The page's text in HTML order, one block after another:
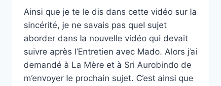
Ainsi que je te le dis dans cette vidéo sur la
sincérité, je ne savais pas quel sujet
aborder dans la nouvelle vidéo qui devait
suivre après l’Entretien avec Mado. Alors j’ai
demandé à La Mère et à Sri Aurobindo de
m’envoyer le prochain sujet. C’est ainsi que